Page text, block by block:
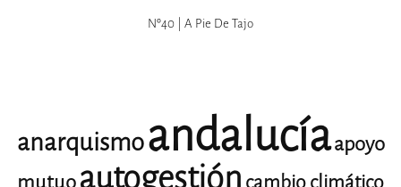
Nº40 | A Pie De Tajo
anarquismoandalucíaapoyo
autogestión